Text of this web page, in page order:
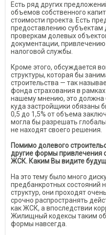
Есть ряд других
объемов собственного
стоимости проекта. Есть
предоставлению субъектам
проверкам долевых
документации,
налоговой службы.
Кроме этого, обсуждается
структуры, которая бы
строительства — так
фонда страхования в
нашему мнению, это должна
куда застройщики обязаны
0,5 до 1,5% от объема
могла бы разрешать
не находят своего решения.
Помимо долевого
другие формы привлечения
ЖСК. Каким Вы видите
На это тему было много
предбанкротных состояний
структур, они проходят
срочно распространять
как ЖСК, а впоследствии
Жилищный кодексы таким
формы навсегда.